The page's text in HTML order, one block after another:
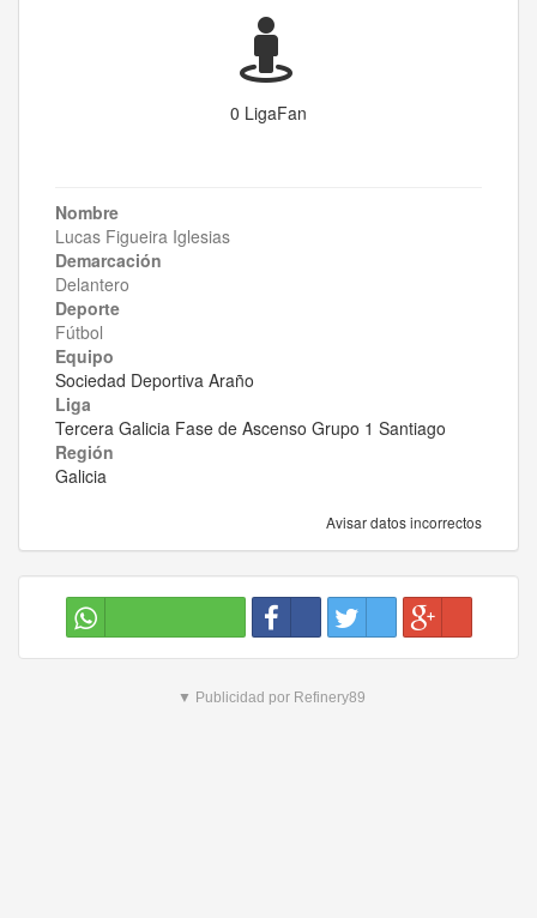
0 LigaFan
Nombre
Lucas Figueira Iglesias
Demarcación
Delantero
Deporte
Fútbol
Equipo
Sociedad Deportiva Araño
Liga
Tercera Galicia Fase de Ascenso Grupo 1 Santiago
Región
Galicia
Avisar datos incorrectos
▼ Publicidad por Refinery89